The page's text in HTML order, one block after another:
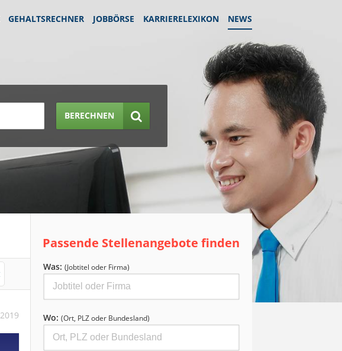
GEHALTSRECHNER JOBBÖRSE KARRIERELEXIKON NEWS
BERECHNEN
Passende Stellenangebote finden
Was: (Jobtitel oder Firma)
Wo: (Ort, PLZ oder Bundesland)